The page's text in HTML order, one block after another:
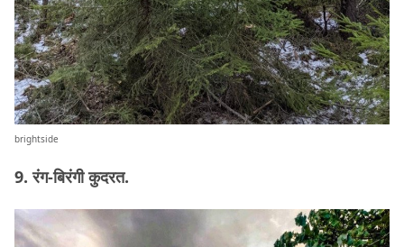
brightside
9. रंग-बिरंगी कुदरत.